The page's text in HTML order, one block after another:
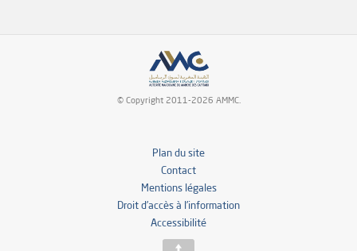
© Copyright 2011-2026 AMMC.
Plan du site
Contact
Mentions légales
Droit d’accès à l’information
Accessibilité